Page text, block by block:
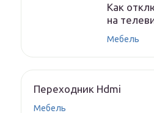
Как
на
Мебель
Переходник Hdmi
Мебель